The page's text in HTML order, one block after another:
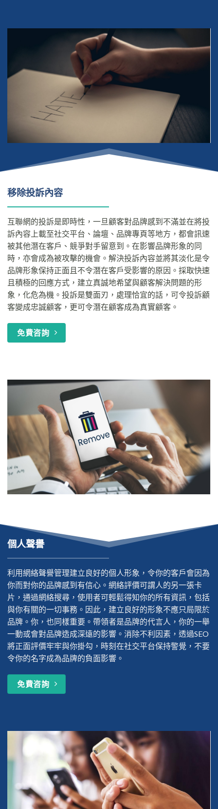
移除投訴內容
互聯網的投訴是即時性，一旦顧客對品牌感到不滿並在將投
訴內容上載至社交平台、論壇、品牌專頁等地方，都會訊速
被其他潛在客戶、競爭對手留意到。在影響品牌形象的同
時，亦會成為被攻擊的機會。解決投訴內容並將其淡化是令
品牌形象保持正面且不令潛在客戶受影響的原因。採取快速
且積極的回應方式，建立真誠地希望與顧客解決問題的形
象，化危為機。投訴是雙面刃，處理恰宜的話，可令投訴顧
客變成忠誠顧客，更可令潛在顧客成為真實顧客。
免費咨詢
個人聲譽
利用網絡聲譽管理建立良好的個人形象，令你的客戶會因為
你而對你的品牌感到有信心。網絡評價可謂人的另一張卡
片，通過網絡搜尋，使用者可輕鬆得知你的所有資訊，包括
與你有關的一切事務。因此，建立良好的形象不應只局限於
品牌。你，也同樣重要。帶領者是品牌的代言人，你的一舉
一動或會對品牌造成深遠的影響。消除不利因素，透過SEO
將正面評價牢牢與你掛勾，時刻在社交平台保持警覺，不要
令你的名字成為品牌的負面影響。
免費咨詢